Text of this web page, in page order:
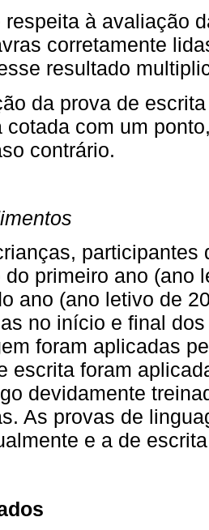
respeita à avaliação
corretamente
resultado
da prova de
cotada com um
contrário.
participantes
primeiro ano (ano
ano (ano letivo de
no início e final
foram aplicadas
escrita foram
devidamente
As provas de
e a de